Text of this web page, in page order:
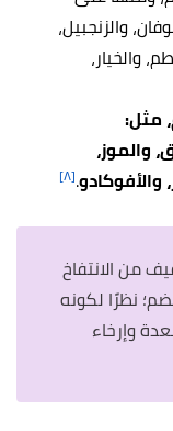
والزنجبيل،
والخيار،
مثل:
والموز،
والأفوكادو.[٨]
من الانتفاخ
نظرًا لكونه
وإرخاء